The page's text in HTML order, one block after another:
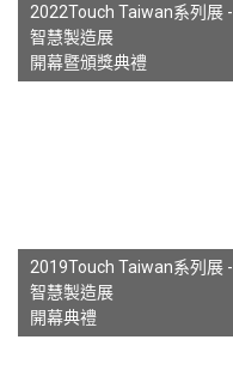
2022Touch Taiwan系列展 -
智慧製造展
開幕暨頒獎典禮
2019Touch Taiwan系列展 -
智慧製造展
開幕典禮